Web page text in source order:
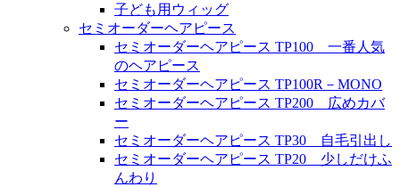
子ども用ウィッグ
セミオーダーヘアピース
セミオーダーヘアピース TP100 一番人気
のヘアピース
セミオーダーヘアピース TP100R－MONO
セミオーダーヘアピース TP200 広めカバ
ー
セミオーダーヘアピース TP30 自毛引出し
セミオーダーヘアピース TP20 少しだけふ
んわり